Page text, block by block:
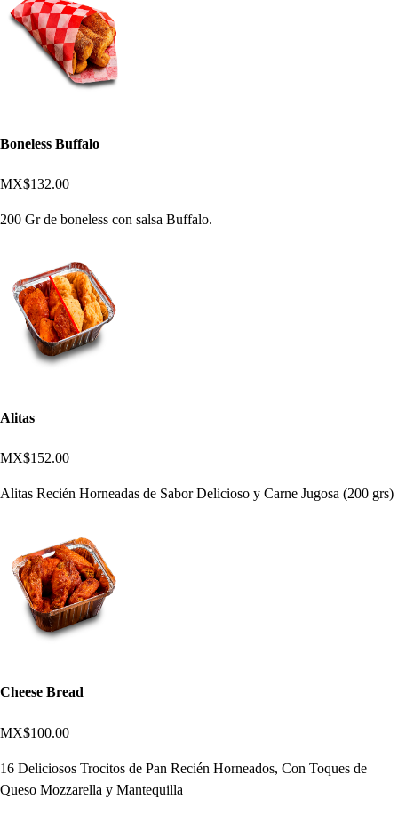
Boneless Buffalo
MX$132.00
200 Gr de boneless con salsa Buffalo.
Alitas
MX$152.00
Alitas Recién Horneadas de Sabor Delicioso y Carne Jugosa (200 grs)
Cheese Bread
MX$100.00
16 Deliciosos Trocitos de Pan Recién Horneados, Con Toques de
Queso Mozzarella y Mantequilla